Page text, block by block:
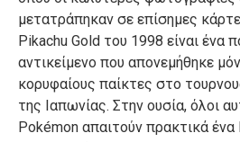
μετατράπηκαν σε επίσημες
Pikachu Gold του 1998 είναι ένα
αντικείμενο που απονεμήθηκε
κορυφαίους παίκτες στο
της Ιαπωνίας. Στην ουσία, όλοι
Pokémon απαιτούν πρακτικά ένα